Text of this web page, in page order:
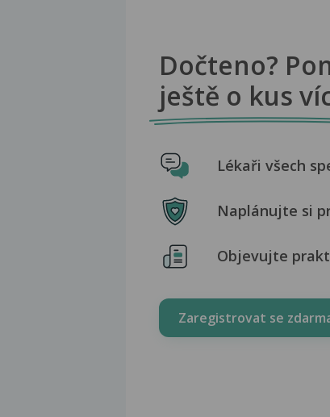
Dočteno?
ještě o kus
Lékaři všech
Naplánujte si
Objevujte
Zaregistrovat se